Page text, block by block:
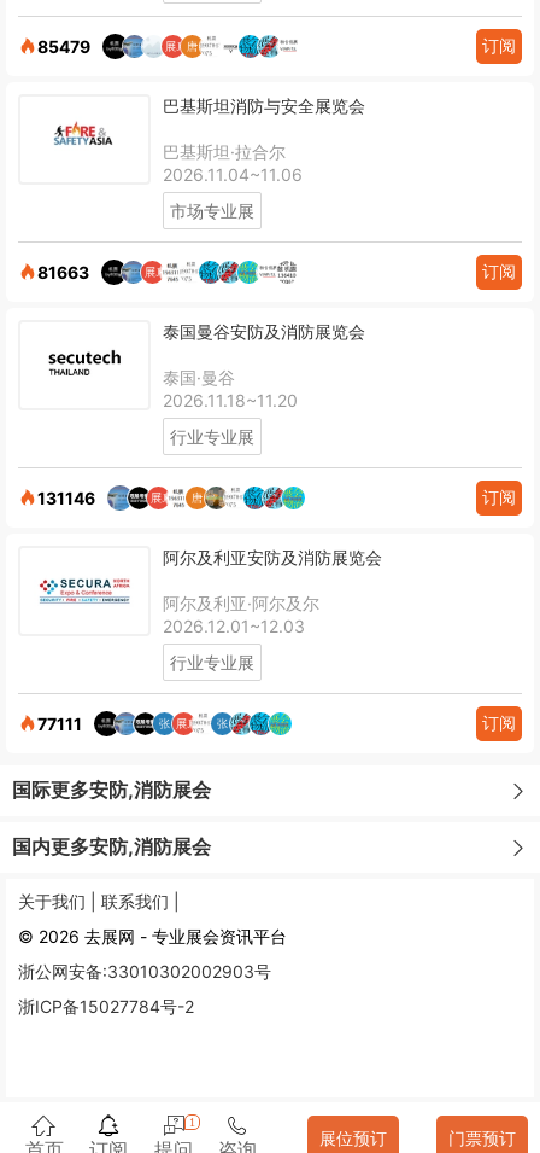
85479 订阅
巴基斯坦消防与安全展览会
巴基斯坦·拉合尔
2026.11.04~11.06
市场专业展
81663 订阅
泰国曼谷安防及消防展览会
泰国·曼谷
2026.11.18~11.20
行业专业展
131146 订阅
阿尔及利亚安防及消防展览会
阿尔及利亚·阿尔及尔
2026.12.01~12.03
行业专业展
77111 订阅
国际更多安防,消防展会
国内更多安防,消防展会
1
展位预订 门票预订
关于我们 | 联系我们 |
© 2026 去展网 - 专业展会资讯平台
浙公网安备:33010302002903号
浙ICP备15027784号-2